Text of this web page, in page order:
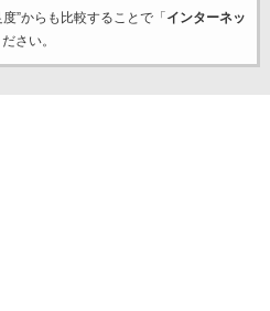
”からも比較することで「 インターネッ
さい。